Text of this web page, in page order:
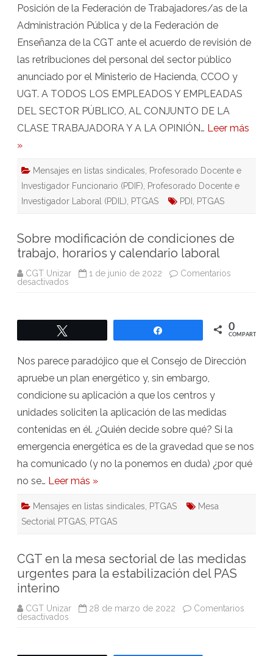
adquisitivo,
ahora
de
forma
acelerada
Posición de la Federación de Trabajadores/as de la
Administración Pública y de la Federación de
Enseñanza de la CGT ante el acuerdo de revisión de
las retribuciones del personal del sector público
anunciado por el Ministerio de Hacienda, CCOO y
UGT. A TODOS LOS EMPLEADOS Y EMPLEADAS
DEL SECTOR PÚBLICO, AL CONJUNTO DE LA
CLASE TRABAJADORA Y A LA OPINIÓN… Leer más
»
Mensajes en listas sindicales
Profesorado Docente e
Investigador Funcionario (PDIF)
Profesorado Docente e
Investigador Laboral (PDIL)
PTGAS PDI PTGAS
Sobre modificación de condiciones de
trabajo, horarios y calendario laboral
CGT Unizar 1 de junio de 2022
Comentarios
desactivados
horarios
calendario
laboral
0
COMPARTIR
Nos parece paradójico que el Consejo de Dirección
apruebe un plan energético y, sin embargo,
condicione su aplicación a que los centros y
unidades soliciten la aplicación de las medidas
contenidas en él. ¿Quién decide sobre qué? Si la
emergencia energética es de la gravedad que se nos
ha comunicado (y no la ponemos en duda) ¿por qué
no se… Leer más »
Mensajes en listas sindicales PTGAS
Mesa
Sectorial PTGAS PTGAS
CGT en la mesa sectorial de las medidas
urgentes para la estabilización del PAS
interino
CGT Unizar 28 de marzo de 2022
Comentarios
desactivados